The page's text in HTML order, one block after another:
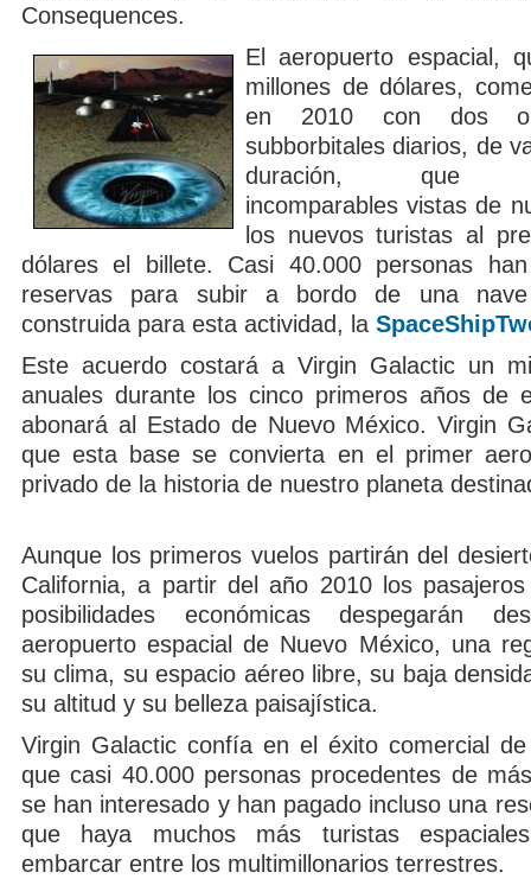
Consequences.
El aeropuerto espacial,
millones de dólares,
en 2010 con dos
subborbitales diarios, de
duración, que
incomparables vistas de
los nuevos turistas al
dólares el billete. Casi 40.000 personas
reservas para subir a bordo de una nave
construida para esta actividad, la
Este acuerdo costará a Virgin Galactic un
anuales durante los cinco primeros años de
abonará al Estado de Nuevo México. Virgin
que esta base se convierta en el primer
privado de la historia de nuestro planeta
Aunque los primeros vuelos partirán del
California, a partir del año 2010 los
posibilidades económicas despegarán
aeropuerto espacial de Nuevo México, una
su clima, su espacio aéreo libre, su baja
su altitud y su belleza paisajística.
Virgin Galactic confía en el éxito comercial
que casi 40.000 personas procedentes de
se han interesado y han pagado incluso una
que haya muchos más turistas
embarcar entre los multimillonarios terrestres.